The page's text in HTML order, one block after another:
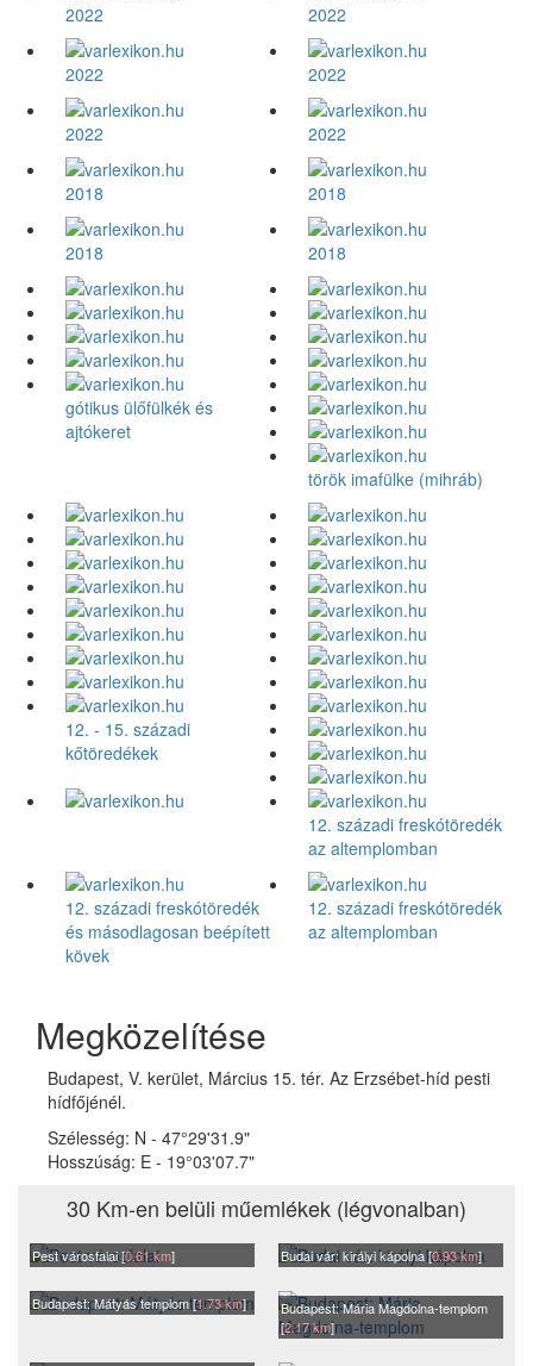
2022 2022
2022 2022
2022 2022
2018 2018
2018 2018
gótikus ülőfülkék és
ajtókeret
török imafülke (mihráb)
12. - 15. századi
kőtöredékek
12. századi freskótöredék
az altemplomban
12. századi freskótöredék
és másodlagosan beépített
kövek
12. századi freskótöredék
az altemplomban
Megközelítése
Budapest, V. kerület, Március 15. tér. Az Erzsébet-híd pesti
hídfőjénél.
Szélesség: N - 47°29'31.9"
Hosszúság: E - 19°03'07.7"
30 Km-en belüli műemlékek (légvonalban)
Pest városfalai [0.61 km] Budai vár: királyi kápolna [0.93 km]
Budapest: Mátyás templom [1.73 km]
Budapest: Mária Magdolna-templom
[2.17 km]